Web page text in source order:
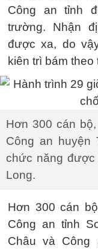
Công an tỉnh
trường. Nhận
được xa, do
kiên trì bám
Hơn 300 cán
Công an huyện
chức năng được
Long.
Hơn 300 cán
Công an tỉnh
Châu và